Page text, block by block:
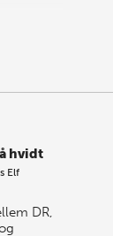
hvidt
Elf
DR,